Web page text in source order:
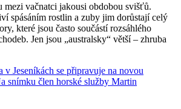
mezi vačnatci jakousi obdobou svišťů.
spásáním rostlin a zuby jim dorůstají celý
které jsou často součástí rozsáhlého
Jen jsou „australsky“ větší – zhruba